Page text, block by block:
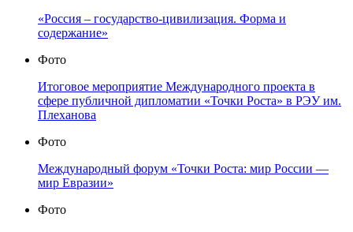
«Россия – государство-цивилизация. Форма и
содержание»
Фото
Итоговое мероприятие Международного проекта в
сфере публичной дипломатии «Точки Роста» в РЭУ им.
Плеханова
Фото
Международный форум «Точки Роста: мир России —
мир Евразии»
Фото